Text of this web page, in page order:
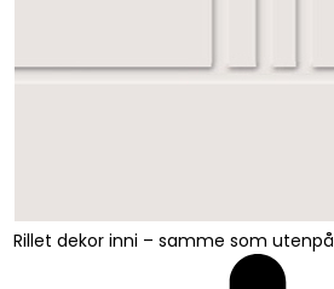
Rillet dekor inni – samme som utenpå